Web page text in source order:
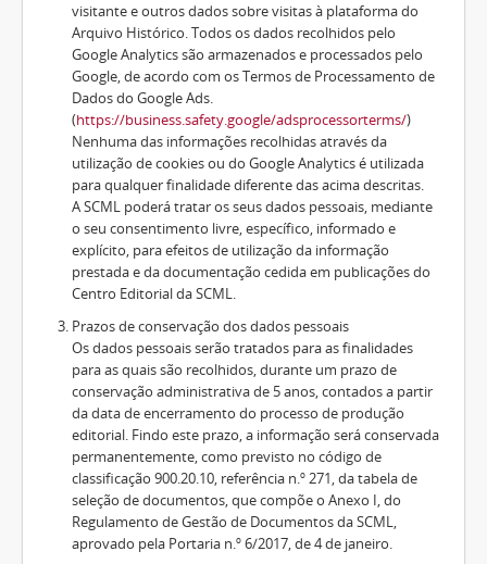
visitante e outros dados sobre visitas à plataforma do
Arquivo Histórico. Todos os dados recolhidos pelo
Google Analytics são armazenados e processados pelo
Google, de acordo com os Termos de Processamento de
Dados do Google Ads.
(https://business.safety.google/adsprocessorterms/)
Nenhuma das informações recolhidas através da
utilização de cookies ou do Google Analytics é utilizada
para qualquer finalidade diferente das acima descritas.
A SCML poderá tratar os seus dados pessoais, mediante
o seu consentimento livre, específico, informado e
explícito, para efeitos de utilização da informação
prestada e da documentação cedida em publicações do
Centro Editorial da SCML.
Prazos de conservação dos dados pessoais
Os dados pessoais serão tratados para as finalidades
para as quais são recolhidos, durante um prazo de
conservação administrativa de 5 anos, contados a partir
da data de encerramento do processo de produção
editorial. Findo este prazo, a informação será conservada
permanentemente, como previsto no código de
classificação 900.20.10, referência n.º 271, da tabela de
seleção de documentos, que compõe o Anexo I, do
Regulamento de Gestão de Documentos da SCML,
aprovado pela Portaria n.º 6/2017, de 4 de janeiro.